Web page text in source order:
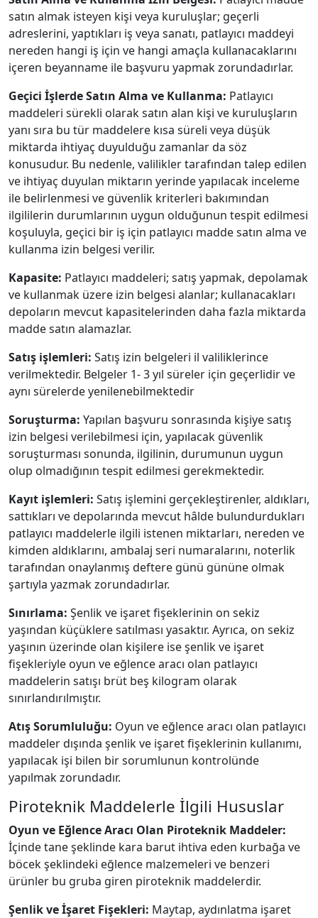
satın almak isteyen kişi veya kuruluşlar; geçerli
adreslerini, yaptıkları iş veya sanatı, patlayıcı maddeyi
nereden hangi iş için ve hangi amaçla kullanacaklarını
içeren beyanname ile başvuru yapmak zorundadırlar.
Geçici İşlerde Satın Alma ve Kullanma: Patlayıcı
maddeleri sürekli olarak satın alan kişi ve kuruluşların
yanı sıra bu tür maddelere kısa süreli veya düşük
miktarda ihtiyaç duyulduğu zamanlar da söz
konusudur. Bu nedenle, valilikler tarafından talep edilen
ve ihtiyaç duyulan miktarın yerinde yapılacak inceleme
ile belirlenmesi ve güvenlik kriterleri bakımından
ilgililerin durumlarının uygun olduğunun tespit edilmesi
koşuluyla, geçici bir iş için patlayıcı madde satın alma ve
kullanma izin belgesi verilir.
Kapasite: Patlayıcı maddeleri; satış yapmak, depolamak
ve kullanmak üzere izin belgesi alanlar; kullanacakları
depoların mevcut kapasitelerinden daha fazla miktarda
madde satın alamazlar.
Satış işlemleri: Satış izin belgeleri il valiliklerince
verilmektedir. Belgeler 1- 3 yıl süreler için geçerlidir ve
aynı sürelerde yenilenebilmektedir
Soruşturma: Yapılan başvuru sonrasında kişiye satış
izin belgesi verilebilmesi için, yapılacak güvenlik
soruşturması sonunda, ilgilinin, durumunun uygun
olup olmadığının tespit edilmesi gerekmektedir.
Kayıt işlemleri: Satış işlemini gerçekleştirenler, aldıkları,
sattıkları ve depolarında mevcut hâlde bulundurdukları
patlayıcı maddelerle ilgili istenen miktarları, nereden ve
kimden aldıklarını, ambalaj seri numaralarını, noterlik
tarafından onaylanmış deftere günü gününe olmak
şartıyla yazmak zorundadırlar.
Sınırlama: Şenlik ve işaret fişeklerinin on sekiz
yaşından küçüklere satılması yasaktır. Ayrıca, on sekiz
yaşının üzerinde olan kişilere ise şenlik ve işaret
fişekleriyle oyun ve eğlence aracı olan patlayıcı
maddelerin satışı brüt beş kilogram olarak
sınırlandırılmıştır.
Atış Sorumluluğu: Oyun ve eğlence aracı olan patlayıcı
maddeler dışında şenlik ve işaret fişeklerinin kullanımı,
yapılacak işi bilen bir sorumlunun kontrolünde
yapılmak zorundadır.
Piroteknik Maddelerle İlgili Hususlar
Oyun ve Eğlence Aracı Olan Piroteknik Maddeler:
İçinde tane şeklinde kara barut ihtiva eden kurbağa ve
böcek şeklindeki eğlence malzemeleri ve benzeri
ürünler bu gruba giren piroteknik maddelerdir.
Şenlik ve İşaret Fişekleri: Maytap, aydınlatma işaret